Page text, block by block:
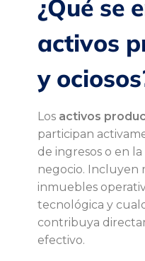
o
s
o
s
y
p
¿Qué se
activos
y
Los activos
participan
de ingresos o en
negocio. Incluyen
inmuebles
tecnológica y
contribuya
efectivo.